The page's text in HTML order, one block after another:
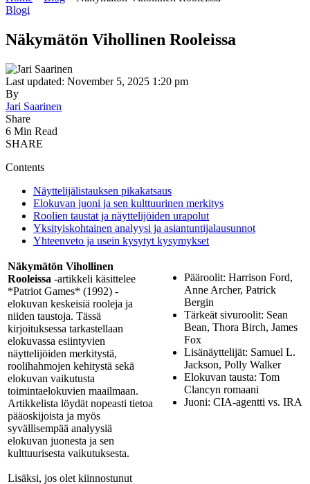
Blogi
Näkymätön Vihollinen Rooleissa
Last updated: November 5, 2025 1:20 pm
By
Jari Saarinen
Share
6 Min Read
SHARE
Contents
Näyttelijälistauksen pikakatsaus
Elokuvan juoni ja sen kulttuurinen merkitys
Roolien taustat ja näyttelijöiden urapolut
Yksityiskohtainen analyysi ja asiantuntijalausunnot
Yhteenveto ja usein kysytyt kysymykset
Näkymätön Vihollinen
Rooleissa -artikkeli käsittelee
*Patriot Games* (1992) -
elokuvan keskeisiä rooleja ja
niiden taustoja. Tässä
kirjoituksessa tarkastellaan
elokuvassa esiintyvien
näyttelijöiden merkitystä,
roolihahmojen kehitystä sekä
elokuvan vaikutusta
toimintaelokuvien maailmaan.
Artikkelista löydät nopeasti tietoa
pääoskijoista ja myös
syvällisempää analyysiä
elokuvan juonesta ja sen
kulttuurisesta vaikutuksesta.
Lisäksi, jos olet kiinnostunut
Pääroolit: Harrison Ford,
Anne Archer, Patrick
Bergin
Tärkeät sivuroolit: Sean
Bean, Thora Birch, James
Fox
Lisänäyttelijät: Samuel L.
Jackson, Polly Walker
Elokuvan tausta: Tom
Clancyn romaani
Juoni: CIA-agentti vs. IRA